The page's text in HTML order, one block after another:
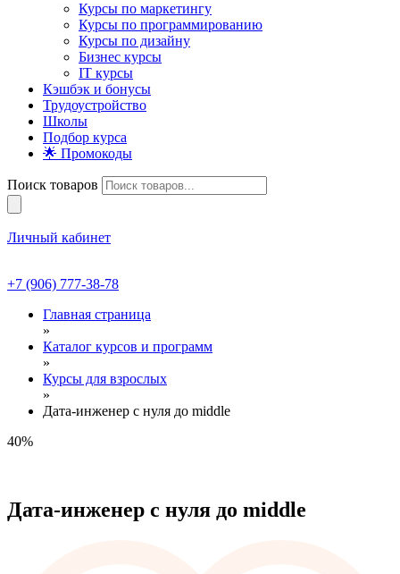
Курсы по маркетингу
Курсы по программированию
Курсы по дизайну
Бизнес курсы
IT курсы
Кэшбэк и бонусы
Трудоустройство
Школы
Подбор курса
🌟 Промокоды
Поиск товаров
Личный кабинет
+7 (906) 777-38-78
Главная страница
»
Каталог курсов и программ
»
Курсы для взрослых
»
Дата-инженер с нуля до middle
40%
Дата-инженер с нуля до middle